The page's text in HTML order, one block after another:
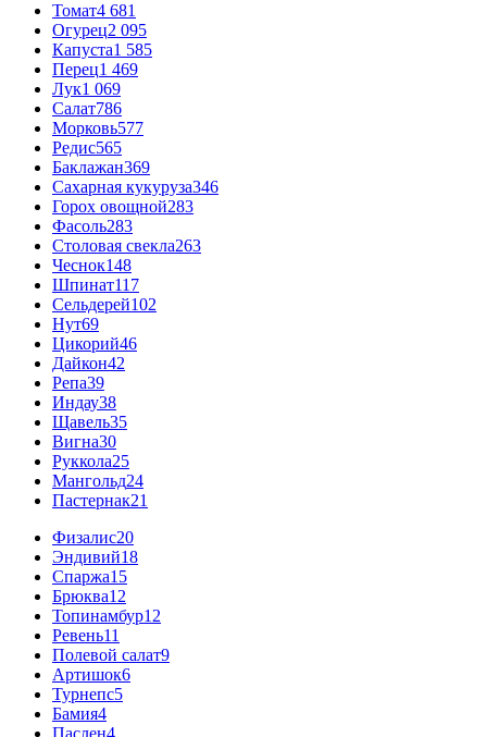
Томат4 681
Огурец2 095
Капуста1 585
Перец1 469
Лук1 069
Салат786
Морковь577
Редис565
Баклажан369
Сахарная кукуруза346
Горох овощной283
Фасоль283
Столовая свекла263
Чеснок148
Шпинат117
Сельдерей102
Нут69
Цикорий46
Дайкон42
Репа39
Индау38
Щавель35
Вигна30
Руккола25
Мангольд24
Пастернак21
Физалис20
Эндивий18
Спаржа15
Брюква12
Топинамбур12
Ревень11
Полевой салат9
Артишок6
Турнепс5
Бамия4